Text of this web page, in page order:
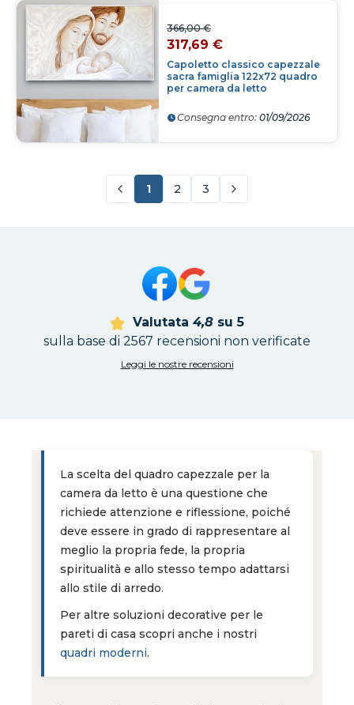
Capoletto classico capezzale
sacra famiglia 122x72 quadro
per camera da letto
366,00 €
317,69 €
Consegna entro: 01/09/2026
1 2 3
Valutata 4,8su 5
sulla base di 2567 recensioni non verificate
Leggi le nostre recensioni
La scelta del quadro capezzale per la
camera da letto è una questione che
richiede attenzione e riflessione, poiché
deve essere in grado di rappresentare al
meglio la propria fede, la propria
spiritualità e allo stesso tempo adattarsi
allo stile di arredo.
Per altre soluzioni decorative per le
pareti di casa scopri anche i nostri
quadri moderni.